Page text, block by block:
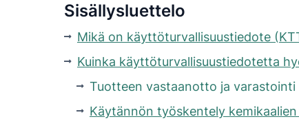
Sisällysluettelo
Mikä on käyttöturvallisuustiedote
Kuinka käyttöturvallisuustiedotetta
Tuotteen vastaanotto ja varastointi
Käytännön työskentely kemikaalien